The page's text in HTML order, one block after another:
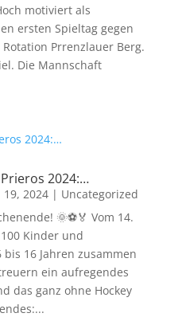
motiviert als
ersten Spieltag gegen
Prrenzlauer Berg.
Die Mannschaft
2024:…
19, 2024| Uncategorized
🌞⚽🏅 Vom 14.
Kinder und
16 Jahren zusammen
ein aufregendes
das ganz ohne Hockey